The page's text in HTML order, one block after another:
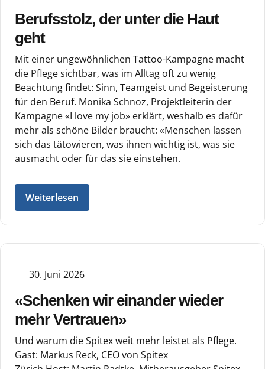
Berufsstolz, der unter die Haut
geht
Mit einer ungewöhnlichen Tattoo-Kampagne macht
die Pflege sichtbar, was im Alltag oft zu wenig
Beachtung findet: Sinn, Teamgeist und Begeisterung
für den Beruf. Monika Schnoz, Projektleiterin der
Kampagne «I love my job» erklärt, weshalb es dafür
mehr als schöne Bilder braucht: «Menschen lassen
sich das tätowieren, was ihnen wichtig ist, was sie
ausmacht oder für das sie einstehen.
Weiterlesen
30. Juni 2026
«Schenken wir einander wieder
mehr Vertrauen»
Und warum die Spitex weit mehr leistet als Pflege.
Gast: Markus Reck, CEO von Spitex